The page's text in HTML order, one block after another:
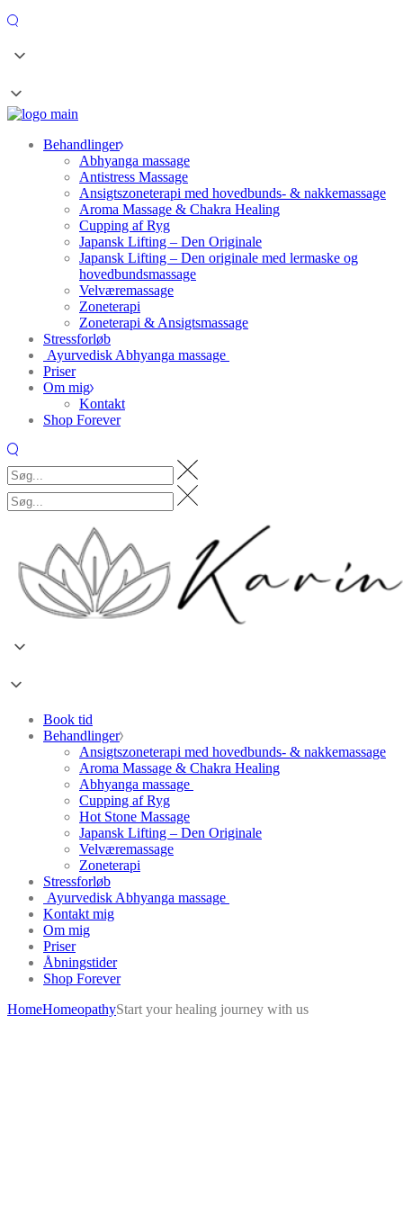
Behandlinger
Abhyanga massage
Antistress Massage
Ansigtszoneterapi med hovedbunds- & nakkemassage
Aroma Massage & Chakra Healing
Cupping af Ryg
Japansk Lifting – Den Originale
Japansk Lifting – Den originale med lermaske og
hovedbundsmassage
Velværemassage
Zoneterapi
Zoneterapi & Ansigtsmassage
Stressforløb
Ayurvedisk Abhyanga massage
Priser
Om mig
Kontakt
Shop Forever
Book tid
Behandlinger
Ansigtszoneterapi med hovedbunds- & nakkemassage
Aroma Massage & Chakra Healing
Abhyanga massage
Cupping af Ryg
Hot Stone Massage
Japansk Lifting – Den Originale
Velværemassage
Zoneterapi
Stressforløb
Ayurvedisk Abhyanga massage
Kontakt mig
Om mig
Priser
Åbningstider
Shop Forever
HomeHomeopathyStart your healing journey with us